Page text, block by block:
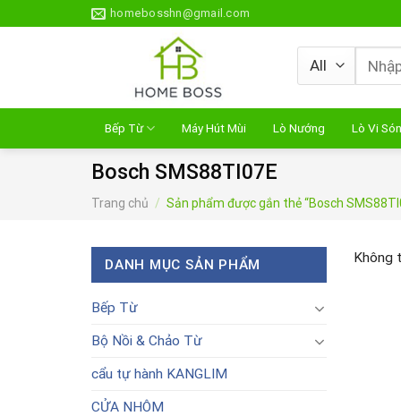
to
homebosshn@gmail.com
Tìm
kiếm:
Bếp Từ Máy Hút Mùi Lò Nướng Lò Vi
Bosch SMS88TI07E
Trang chủ / Sản phẩm được gắn thẻ “Bosch
DANH MỤC SẢN PHẨM
Bếp Từ
Bộ Nồi & Chảo Từ
cẩu tự hành KANGLIM
CỬA NHÔM
Không